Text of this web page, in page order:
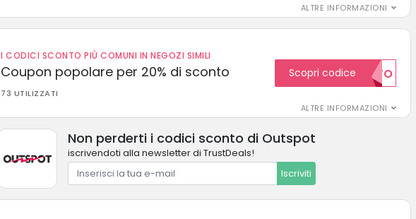
ALTRE INFORMAZIONI
I CODICI SCONTO PIÙ COMUNI IN NEGOZI SIMILI
Coupon popolare per 20% di sconto
73 UTILIZZATI
ALTRE INFORMAZIONI
Scopri codice20SCONTO
Non perderti i codici sconto di Outspot
iscrivendoti alla newsletter di TrustDeals!
Iscriviti